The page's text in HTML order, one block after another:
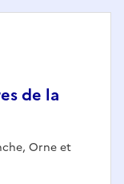
de la
Orne et